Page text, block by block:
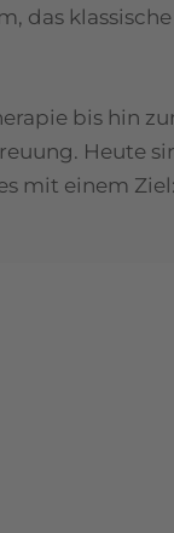
das
bis hin
Heute
mit einem